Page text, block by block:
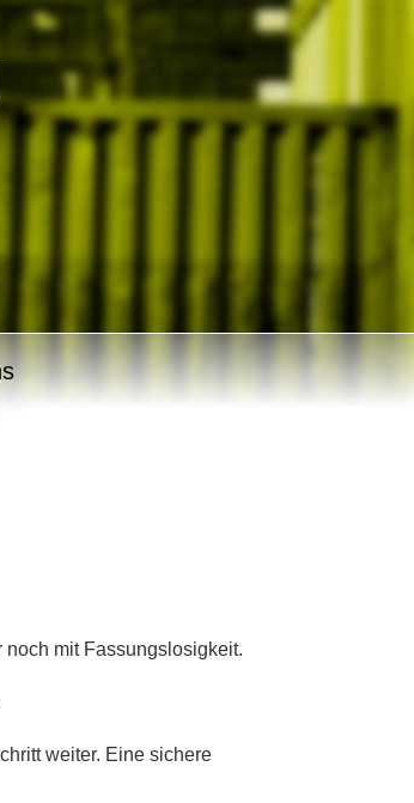
mit Fassungslosigkeit.
weiter. Eine sichere